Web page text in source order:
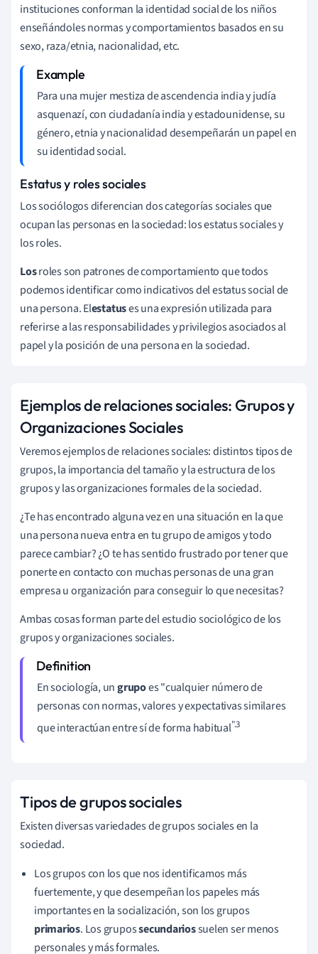
instituciones conforman la identidad social de los niños
enseñándoles normas y comportamientos basados en su
sexo, raza/etnia, nacionalidad, etc.
Para una mujer mestiza de ascendencia india y judía
asquenazí, con ciudadanía india y estadounidense, su
género, etnia y nacionalidad desempeñarán un papel en
su identidad social.
Estatus y roles sociales
Los sociólogos diferencian dos categorías sociales que
ocupan las personas en la sociedad: los estatus sociales y
los roles.
Losroles son patrones de comportamiento que todos
podemos identificar como indicativos del estatus social de
una persona.Elestatuses una expresión utilizada para
referirse a las responsabilidades y privilegios asociados al
papel y la posición de una persona en la sociedad.
Ejemplos de relaciones sociales: Grupos y
Organizaciones Sociales
Veremos ejemplos de relaciones sociales: distintos tipos de
grupos, la importancia del tamaño y la estructura de los
grupos y las organizaciones formales de la sociedad.
¿Te has encontrado alguna vez en una situación en la que
una persona nueva entra en tu grupo de amigos y todo
parece cambiar? ¿O te has sentido frustrado por tener que
ponerte en contacto con muchas personas de una gran
empresa u organización para conseguir lo que necesitas?
Ambas cosas forman parte del estudio sociológico de los
grupos y organizaciones sociales.
En sociología, ungrupoes "cualquier número de
personas con normas, valores y expectativas similares
que interactúan entre sí de forma habitual".3
Tipos de grupos sociales
Existen diversas variedades de grupos sociales en la
sociedad.
Los grupos con los que nos identificamos más
fuertemente, y que desempeñan los papeles más
importantes en la socialización, son los grupos
primarios. Los grupossecundariossuelen ser menos
personales y más formales.